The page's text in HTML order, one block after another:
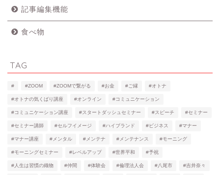
記事編集機能
食べ物
TAG
# #ZOOM #ZOOMで繋がる #お金 #ご縁 #オトナ
#オトナの気くばり講座 #オンライン #コミュニケーション
#コミュニケーション講座 #スタートダッシュセミナー #スピーチ #セミナー
#セミナー講師 #セルフイメージ #ハイブランド #ビジネス #マナー
#マナー講座 #メンタル #メンテナ #メンテナンス #モーニング
#モーニングセミナー #レベルアップ #世界平和 #予祝
#人生は習慣の織物 #仲間 #体験会 #倫理法人会 #八尾市 #吉井奈々